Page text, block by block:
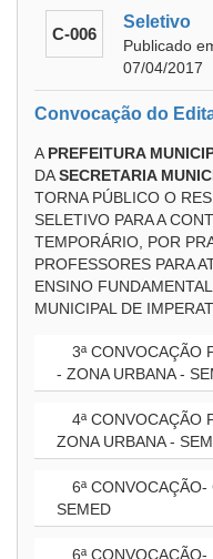
C-006
Seletivo
Publicado
07/04/2017
Convocação do
A PREFEITURA
DASECRETARIA
TORNA PÚBLICO O
SELETIVO PARA A
TEMPORÁRIO, POR
PROFESSORES PARA
ENSINO
MUNICIPAL DE
3ª CONVOCAÇÃO
- ZONA URBANA -
4ª CONVOCAÇÃO
ZONA URBANA -
6ª
SEMED
6ª